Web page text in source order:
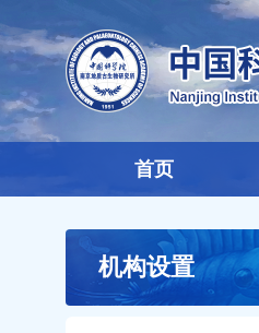
首页
机构设置